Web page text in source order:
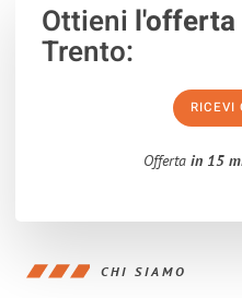
Ottieni
Trento:
RICEVI
Offerta in 15
CHI SIAMO